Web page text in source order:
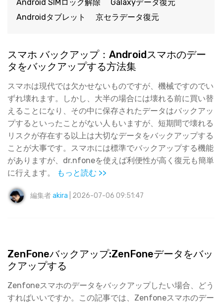
Android SIMロック解除
Galaxyデータ復元
Androidタブレット
京セラデータ復元
スマホ バックアップ：Androidスマホのデー
タをバックアップする方法集
スマホは現代では欠かせないものですが、機械ですのでい
ずれ壊れます。しかし、大半の場合には壊れる前に買い替
えることになり、その中に保存されたデータはバックアッ
プするといったことがない人もいますが、短期間で壊れる
リスクが存在する以上は大切なデータをバックアップする
ことが大事です。スマホには標準でバックアップする機能
がありますが、dr.nfoneを使えば利便性が高く復元も簡単
に行えます。
もっと読む >>
編集者akira | 2026-07-06 09:51:47
ZenFoneバックアップ:ZenFoneデータをバッ
クアップする
Zenfoneスマホのデータをバックアップしたい場合、どう
すればいいですか。この記事では、Zenfoneスマホのデー